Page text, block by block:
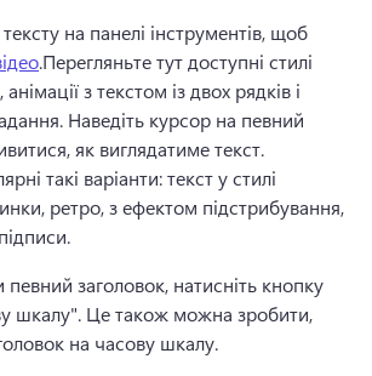
на панелі інструментів, щоб
.Перегляньте тут доступні стилі
з текстом із двох рядків і
Наведіть курсор на певний
як виглядатиме текст.
такі варіанти: текст у стилі
ретро, з ефектом підстрибування,
заголовок, натисніть кнопку
шкалу". Це також можна зробити,
на часову шкалу.